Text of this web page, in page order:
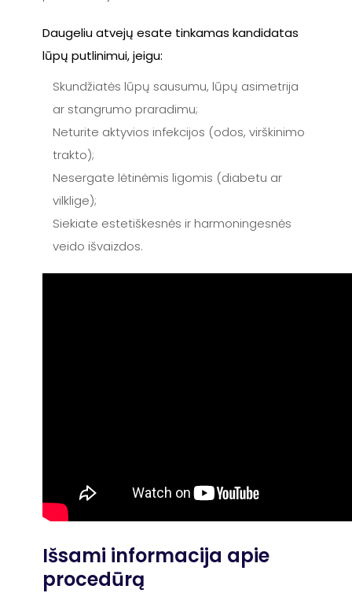
Daugeliu atvejų esate tinkamas kandidatas
lūpų putlinimui, jeigu:
Skundžiatės lūpų sausumu, lūpų asimetrija
ar stangrumo praradimu;
Neturite aktyvios infekcijos (odos, virškinimo
trakto);
Nesergate lėtinėmis ligomis (diabetu ar
vilklige);
Siekiate estetiškesnės ir harmoningesnės
veido išvaizdos.
Išsami informacija apie
procedūrą